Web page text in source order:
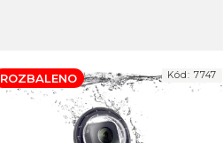
ROZBALENO Kód:7747